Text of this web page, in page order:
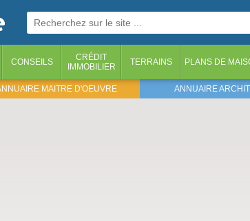
CONSEILS
CRÉDIT
IMMOBILIER
TERRAINS PLANS DE
MAITRE D'OEUVRE ANNUAIRE